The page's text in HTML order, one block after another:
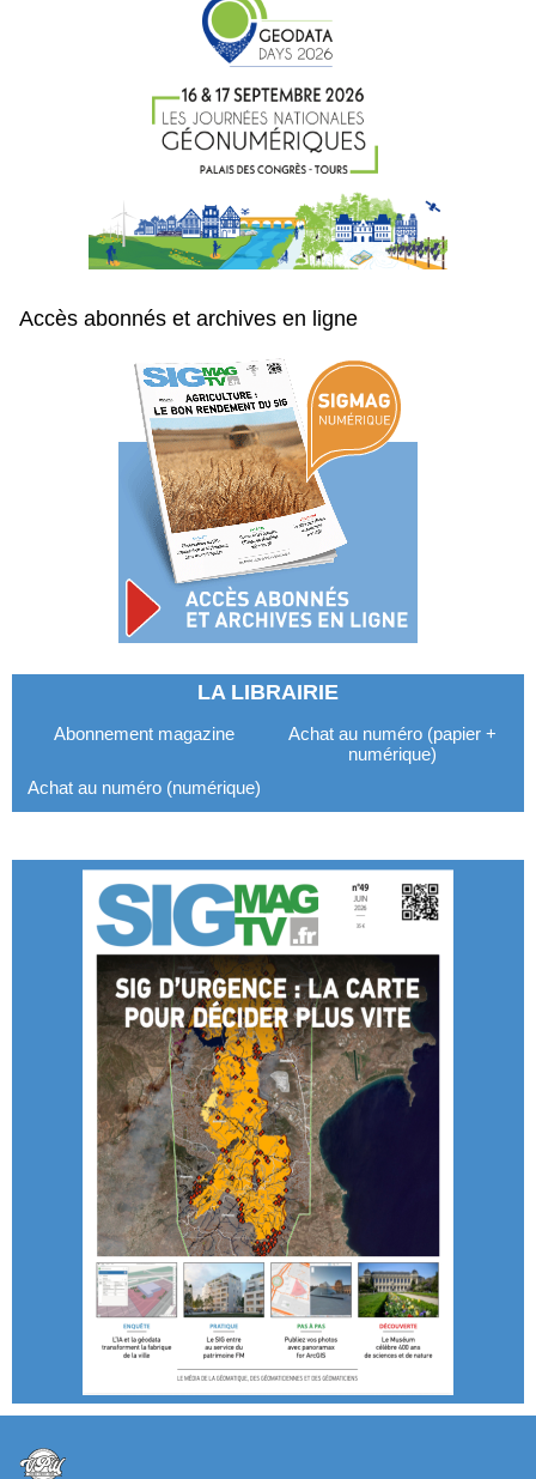
Accès abonnés et archives en ligne
LA LIBRAIRIE
Abonnement magazine
Achat au numéro (papier +
numérique)
Achat au numéro (numérique)